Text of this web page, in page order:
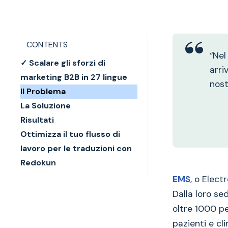
CONTENTS
✓ Scalare gli sforzi di
marketing B2B in 27 lingue
Il Problema
La Soluzione
Risultati
Ottimizza il tuo flusso di
lavoro per le traduzioni con
Redokun
EMS, o
Dalla loro
oltre 1000
pazienti e